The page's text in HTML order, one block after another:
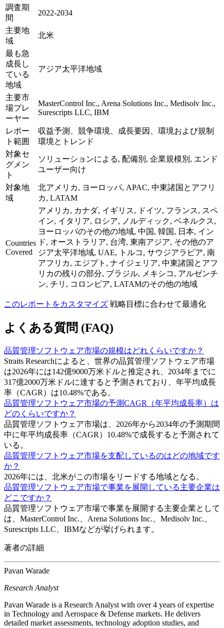
調査期
間
2022-2034
主要地
域
北米
最も急
成長し
ている
地域
アジア太平洋地域
主要市
場プレ
ーヤー
MasterControl Inc., Arena Solutions Inc., Medisolv Inc.,
Surescripts LLC, IBM
レポー
ト範囲
収益予測、競争環境、成長要因、環境および規制
環境とトレンド
対象セ
グメン
ト
ソリューションによる, 配備別, 企業規模別, エンド
ユーザー向け
対象地
域
北アメリカ, ヨーロッパ, APAC, 中東諸国とアフリ
カ, LATAM
Countries
Covered
アメリカ, カナダ, イギリス, ドイツ, フランス, スペ
イン, イタリア, ロシア, ノルディック, ベネルクス,
ヨーロッパのその他の地域, 中国, 韓国, 日本, イン
ド, オーストラリア, 台湾, 東南アジア, その他のア
ジア太平洋地域, UAE, トルコ, サウジアラビア, 南
アフリカ, エジプト, ナイジェリア, 中東諸国とアフ
リカの残りの部分, ブラジル, メキシコ, アルゼンチ
ン, チリ, コロンビア, LATAMのその他の地域
このレポートをカスタマイズ 戦略目標に合わせて最適化
よくある質問 (FAQ)
品質管理ソフトウェア市場の規模はどれくらいですか？
Straits Researchによると、世界の品質管理ソフトウェア市場
は2026年には142億9000万米ドルと推定され、2034年までに
317億2000万米ドルに達すると予測されており、年平均成長
率（CAGR）は10.48%である。
品質管理ソフトウェア市場の予測CAGR（年平均成長率）は
どのくらいですか？
品質管理ソフトウェア市場は、2026年から2034年の予測期間
中に年平均成長率（CAGR）10.48%で成長すると予測されて
いる。
品質管理ソフトウェア市場を支配しているのはどの地域です
か？
2026年には、北米がこの市場をリードする地域となる。
品質管理ソフトウェア市場で事業を展開している主要企業は
どこですか？
品質管理ソフトウェア市場で事業を展開する主要企業として
は、MasterControl Inc.、Arena Solutions Inc.、Medisolv Inc.、
Surescripts LLC、IBMなどが挙げられます。
著者の詳細
Pavan Warade
Research Analyst
Pavan Warade is a Research Analyst with over 4 years of expertise
in Technology and Aerospace & Defense markets. He delivers
detailed market assessments, technology adoption studies, and